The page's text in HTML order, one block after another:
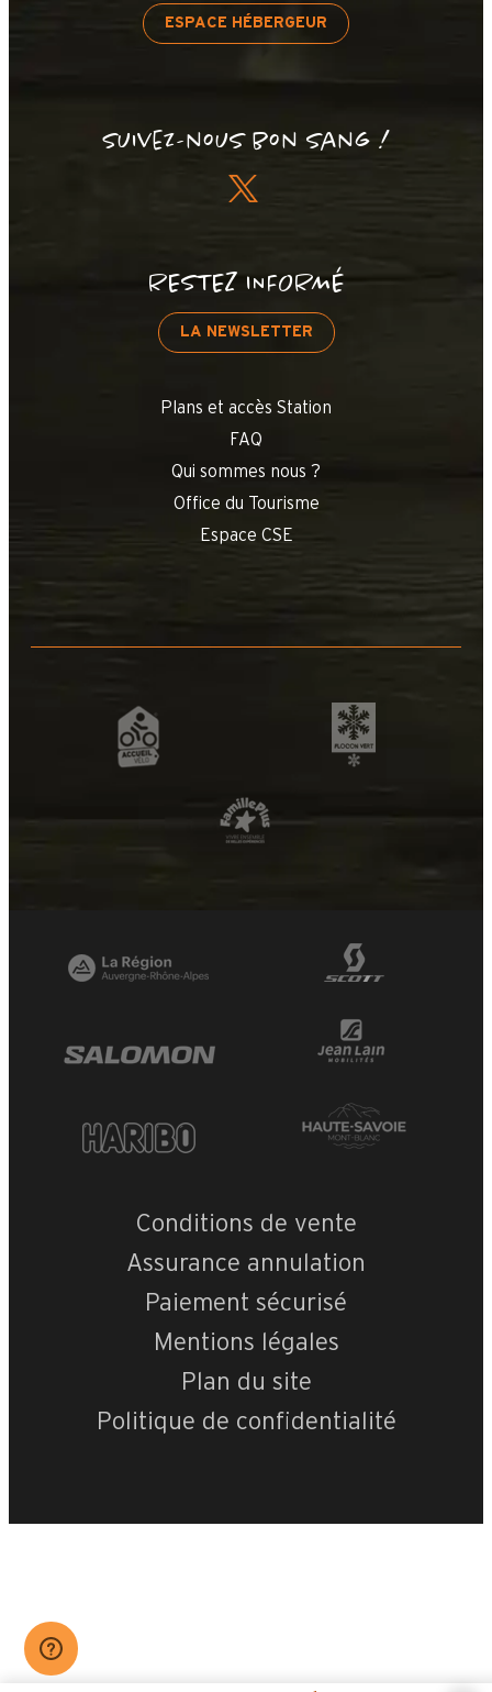
ESPACE HÉBERGEUR
Suivez-nous bon sang !
RESTEZ INFORMÉ
LA NEWSLETTER
Plans et accès Station
FAQ
Qui sommes nous ?
Office du Tourisme
Espace CSE
Conditions de vente
Assurance annulation
Paiement sécurisé
Mentions légales
Plan du site
Politique de confidentialité